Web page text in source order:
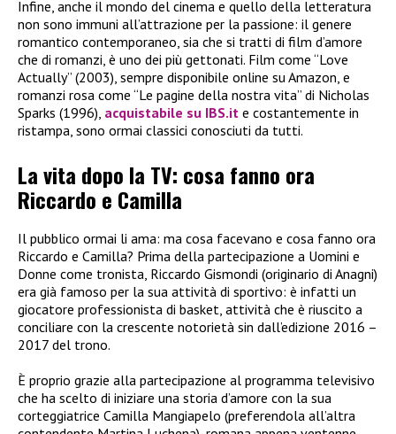
Infine, anche il mondo del cinema e quello della letteratura
non sono immuni all’attrazione per la passione: il genere
romantico contemporaneo, sia che si tratti di film d’amore
che di romanzi, è uno dei più gettonati. Film come “Love
Actually” (2003), sempre disponibile online su Amazon, e
romanzi rosa come “Le pagine della nostra vita” di Nicholas
Sparks (1996), acquistabile su IBS.it e costantemente in
ristampa, sono ormai classici conosciuti da tutti.
La vita dopo la TV: cosa fanno ora
Riccardo e Camilla
Il pubblico ormai li ama: ma cosa facevano e cosa fanno ora
Riccardo e Camilla? Prima della partecipazione a Uomini e
Donne come tronista, Riccardo Gismondi (originario di Anagni)
era già famoso per la sua attività di sportivo: è infatti un
giocatore professionista di basket, attività che è riuscito a
conciliare con la crescente notorietà sin dall’edizione 2016 –
2017 del trono.
È proprio grazie alla partecipazione al programma televisivo
che ha scelto di iniziare una storia d’amore con la sua
corteggiatrice Camilla Mangiapelo (preferendola all’altra